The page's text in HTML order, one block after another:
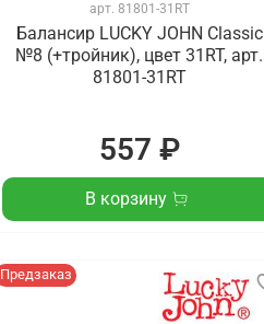
арт. 81801-31RT
Балансир LUCKY JOHN Classic
№8 (+тройник), цвет 31RT, арт.
81801-31RT
557 ₽
В корзину
Предзаказ